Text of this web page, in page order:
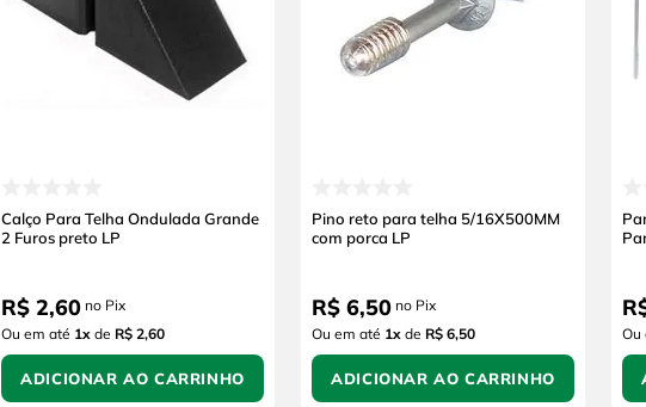
Calço Para Telha Ondulada Grande
2 Furos preto LP
R$ 2,60 no Pix
Ou em até 1x de R$ 2,60
ADICIONAR AO CARRINHO
Pino reto para telha 5/16X500MM
com porca LP
R$ 6,50 no Pix
Ou em até 1x de R$ 6,50
ADICIONAR AO CARRINHO
Ou